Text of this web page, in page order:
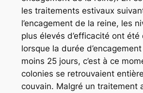
les traitements estivaux
l’encagement de la reine, les
plus élevés d’efficacité ont été
lorsque la durée d’encagement
moins 25 jours, c’est à ce
colonies se retrouvaient
couvain. Malgré un traitement